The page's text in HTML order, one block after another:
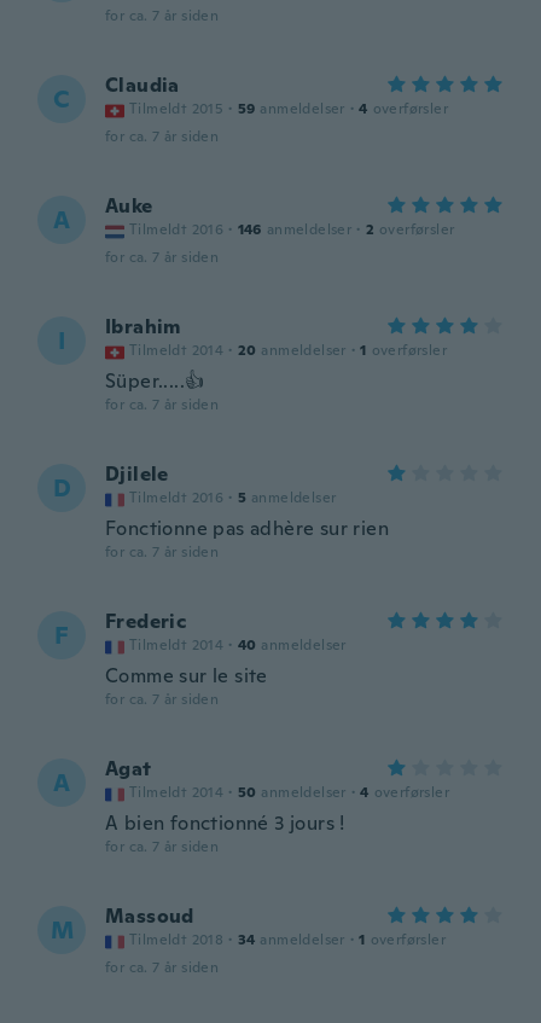
for ca. 7 år siden
C Claudia
Tilmeldt 2015 · 59 anmeldelser · 4 overførsler
for ca. 7 år siden
A Auke
Tilmeldt 2016 · 146 anmeldelser · 2 overførsler
for ca. 7 år siden
I Ibrahim
Tilmeldt 2014 · 20 anmeldelser · 1 overførsler
Süper.....👍
for ca. 7 år siden
D Djilele
Tilmeldt 2016 · 5 anmeldelser
Fonctionne pas adhère sur rien
for ca. 7 år siden
F Frederic
Tilmeldt 2014 · 40 anmeldelser
Comme sur le site
for ca. 7 år siden
A Agat
Tilmeldt 2014 · 50 anmeldelser · 4 overførsler
A bien fonctionné 3 jours !
for ca. 7 år siden
M Massoud
Tilmeldt 2018 · 34 anmeldelser · 1 overførsler
for ca. 7 år siden